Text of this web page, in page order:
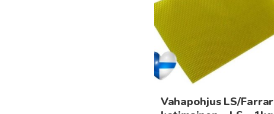
Vahapohjus LS/Farrar